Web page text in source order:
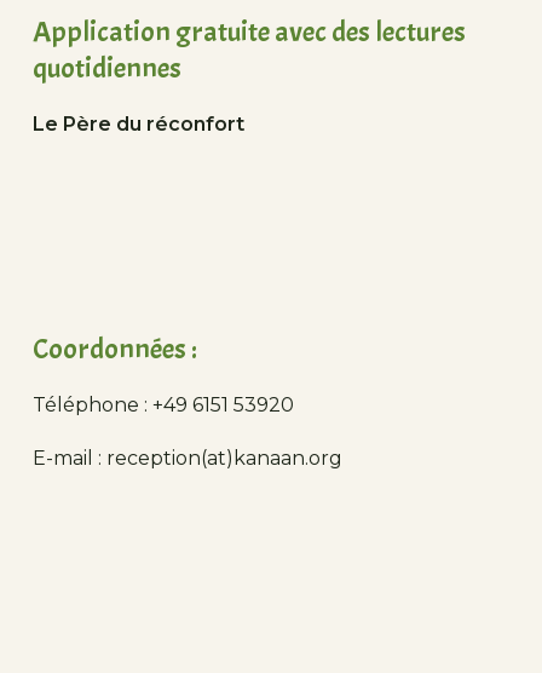
Application gratuite avec des lectures
quotidiennes
Le Père du réconfort
Coordonnées :
Téléphone : +49 6151 53920
E-mail : reception(at)kanaan.org